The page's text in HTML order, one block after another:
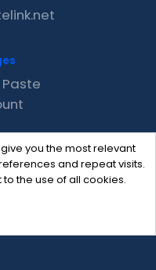
you the most relevant
and repeat visits.
to the use of all cookies.